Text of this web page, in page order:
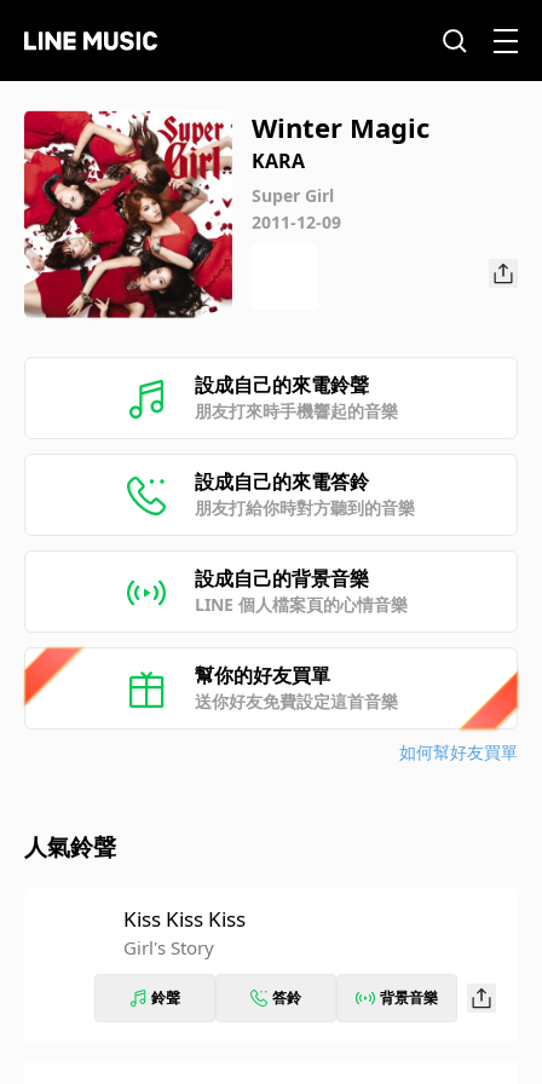
Winter Magic
KARA
Super Girl
2011-12-09
設成自己的來電鈴聲
朋友打來時手機響起的音樂
設成自己的來電答鈴
朋友打給你時對方聽到的音樂
設成自己的背景音樂
LINE 個人檔案頁的心情音樂
幫你的好友買單
送你好友免費設定這首音樂
如何幫好友買單
人氣鈴聲
Kiss Kiss Kiss
Girl's Story
鈴聲 答鈴 背景音樂